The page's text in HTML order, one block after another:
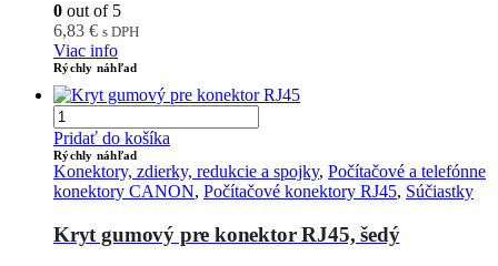
0 out of 5
6,83 € s DPH
Viac info
Rýchly náhľad
Pridať do košíka
Rýchly náhľad
Konektory, zdierky, redukcie a spojky, Počítačové a telefónne
konektory CANON, Počítačové konektory RJ45, Súčiastky
Kryt gumový pre konektor RJ45, šedý